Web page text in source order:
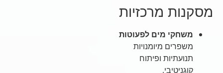
מסקנות מרכזיות
משחקי מים לפעוטות
משפרים מיומנויות
תנועתיות ופיתוח
קוגניטיבי.